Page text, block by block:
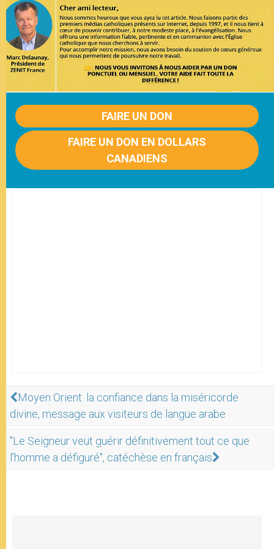
FAIRE UN DON
FAIRE UN DON EN DOLLARS
CANADIENS
Moyen Orient: la confiance dans la miséricorde
divine, message aux visiteurs de langue arabe
"Le Seigneur veut guérir définitivement tout ce que
l’homme a défiguré", catéchèse en français